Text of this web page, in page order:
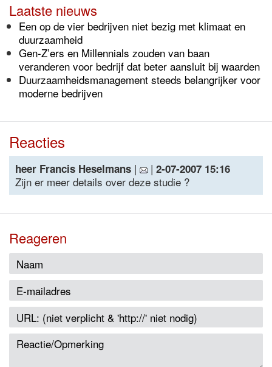
Laatste nieuws
Een op de vier bedrijven niet bezig met klimaat en
duurzaamheid
Gen-Z’ers en Millennials zouden van baan
veranderen voor bedrijf dat beter aansluit bij waarden
Duurzaamheidsmanagement steeds belangrijker voor
moderne bedrijven
Reacties
heer Francis Heselmans | | 2-07-2007 15:16
Zijn er meer details over deze studie ?
Reageren